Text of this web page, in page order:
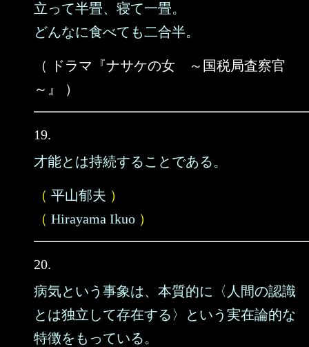
立って半畳、寝て一畳。
どんなに食べても二合半。
（ ドラマ『ナサケの女 ～国税局査察官
～』 ）
19.
才能とは持続することである。
（ 平山郁夫 ）
（ Hirayama Ikuo ）
20.
病気という事象は、本質的に〈人間の認識
とは独立して存在する〉という実在論的な
特徴をもっている。